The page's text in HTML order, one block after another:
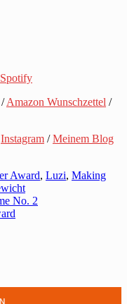
Spotify
/Amazon Wunschzettel /
Instagram /Meinem Blog
Award, Luzi, Making
No. 2